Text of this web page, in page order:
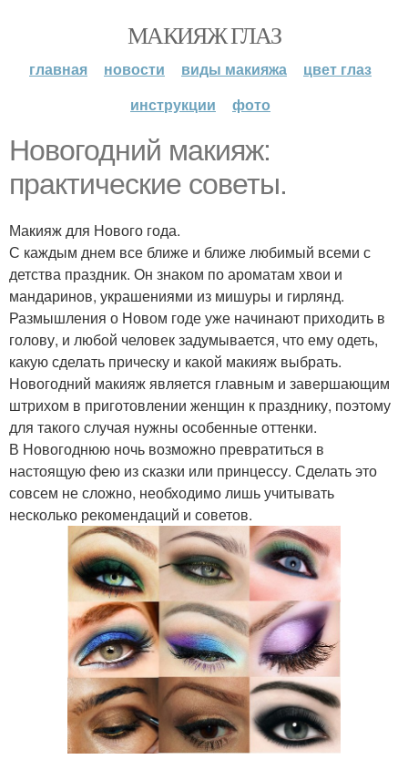
МАКИЯЖ ГЛАЗ
главная новости виды макияжа
цвет глаз
инструкции
фото
Новогодний макияж:
практические советы.
Макияж для Нового года.
С каждым днем все ближе и ближе любимый всеми с
детства праздник. Он знаком по ароматам хвои и
мандаринов, украшениями из мишуры и гирлянд.
Размышления о Новом годе уже начинают приходить в
голову, и любой человек задумывается, что ему одеть,
какую сделать прическу и какой макияж выбрать.
Новогодний макияж является главным и завершающим
штрихом в приготовлении женщин к празднику, поэтому
для такого случая нужны особенные оттенки.
В Новогоднюю ночь возможно превратиться в
настоящую фею из сказки или принцессу. Сделать это
совсем не сложно, необходимо лишь учитывать
несколько рекомендаций и советов.